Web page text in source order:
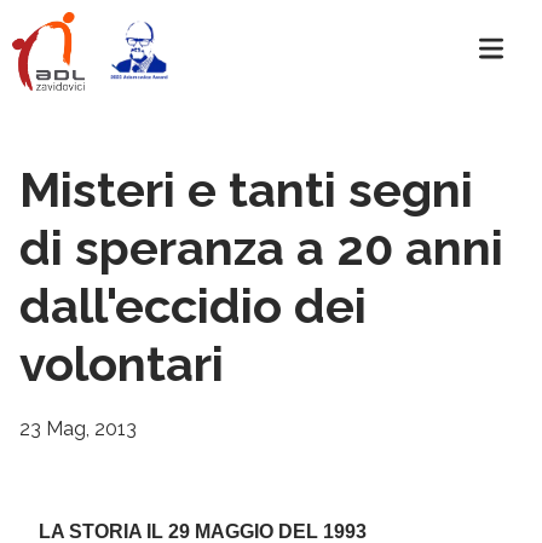
Misteri e tanti segni
di speranza a 20 anni
dall'eccidio dei
volontari
23 Mag, 2013
LA STORIA IL 29 MAGGIO DEL 1993